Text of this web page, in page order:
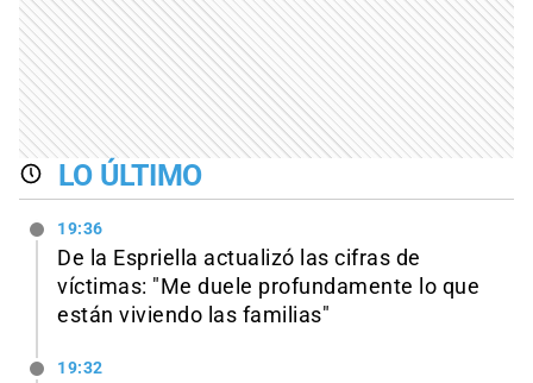
LO ÚLTIMO
19:36
De la Espriella actualizó las cifras de
víctimas: "Me duele profundamente lo que
están viviendo las familias"
19:32